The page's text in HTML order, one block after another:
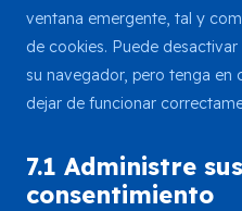
ventana emergente, tal y
de cookies. Puede
su navegador, pero tenga en
dejar de funcionar
7.1 Administre
consentimiento